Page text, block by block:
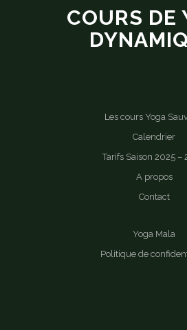
COURS DE
Les cours Yoga
Calendrier
Tarifs Saison 2025 –
A propos
Contact
Yoga Mala
Politique de